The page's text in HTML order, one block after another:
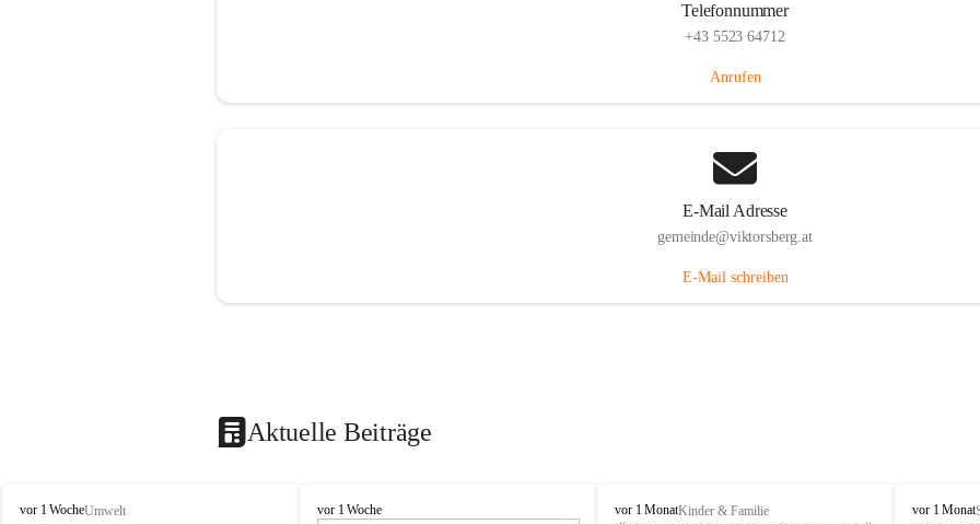
Telefonnummer
+43 5523 64712
Anrufen
E-Mail Adresse
gemeinde@viktorsberg.at
E-Mail schreiben
Aktuelle Beiträge
V
vor 1 WocheUmwelt
V
vor 1 Woche
V
vor 1 MonatKinder & Familie
V
vor 1 Monat